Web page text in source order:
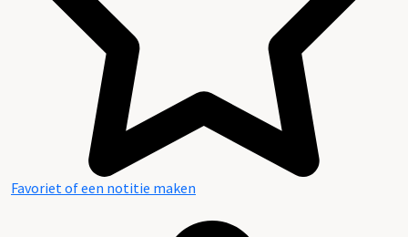
Favoriet of een notitie maken